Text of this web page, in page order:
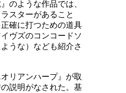
のような作品では、
スターがあること
確に打つための道具
イヴズのコンコードソ
うな）なども紹介さ
リアンハープ』が取
説明がなされた。基